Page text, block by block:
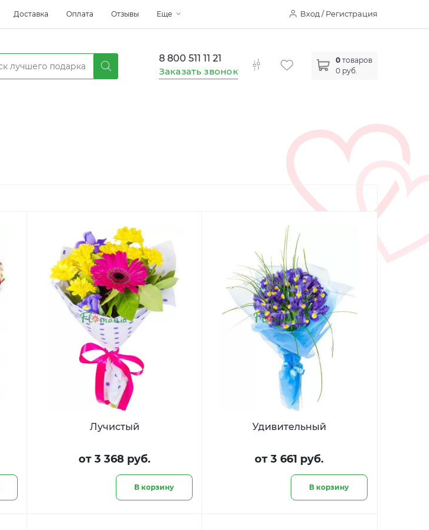
Вход / Регистрация
Доставка Оплата Отзывы Еще
0 товаров
0 руб.
8 800 511 11 21
Заказать звонок
Лучистый
от 3 368 руб.
В корзину
Удивительный
от 3 661 руб.
В корзину